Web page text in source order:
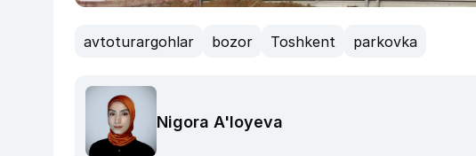
avtoturargohlar bozor Toshkent parkovka
Nigora A'loyeva